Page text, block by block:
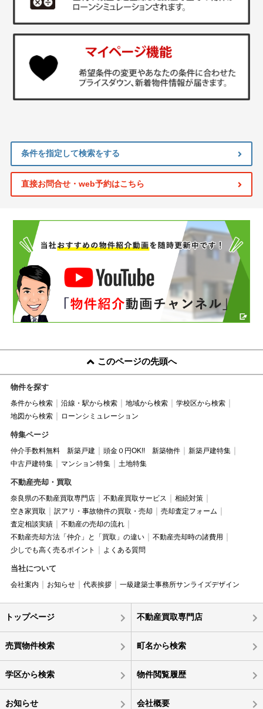
条件を指定して検索をする
直接お問合せ・web予約はこちら
このページの先頭へ
物件を探す
条件から検索 沿線・駅から検索 地域から検索
学校区から検索
地図から検索
ローンシミュレーション
特集ページ
仲介手数料無料 新築戸建 頭金０円OK!! 新築物件
新築戸建特集
中古戸建特集
マンション特集 土地特集
不動産売却・買取
奈良県の不動産買取専門店 不動産買取サービス
相続対策
空き家買取
訳アリ・事故物件の買取・売却
売却査定フォーム
査定相談実績
不動産の売却の流れ
不動産売却方法「仲介」と「買取」の違い
不動産売却時の諸費用
少しでも高く売るポイント
よくある質問
当社について
会社案内 お知らせ 代表挨拶 一級建築士事務所サンライズデザイン
トップページ 不動産買取専門店
売買物件検索 町名から検索
学区から検索 物件閲覧履歴
お知らせ 会社概要